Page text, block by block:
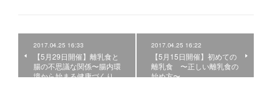
2017.04.25 16:33
【5月29日開催】離乳食と
腸の不思議な関係〜腸内環
境から始まる健康づくり…
2017.04.25 16:22
【5月15日開催】初めての
離乳食 〜正しい離乳食の
始め方〜